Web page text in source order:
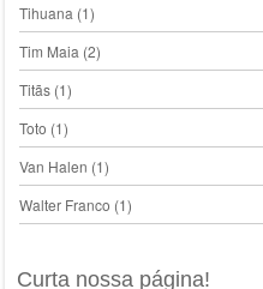
Tihuana (1)
Tim Maia (2)
Titãs(1)
Toto (1)
Van Halen (1)
Walter Franco (1)
Curta nossa página!